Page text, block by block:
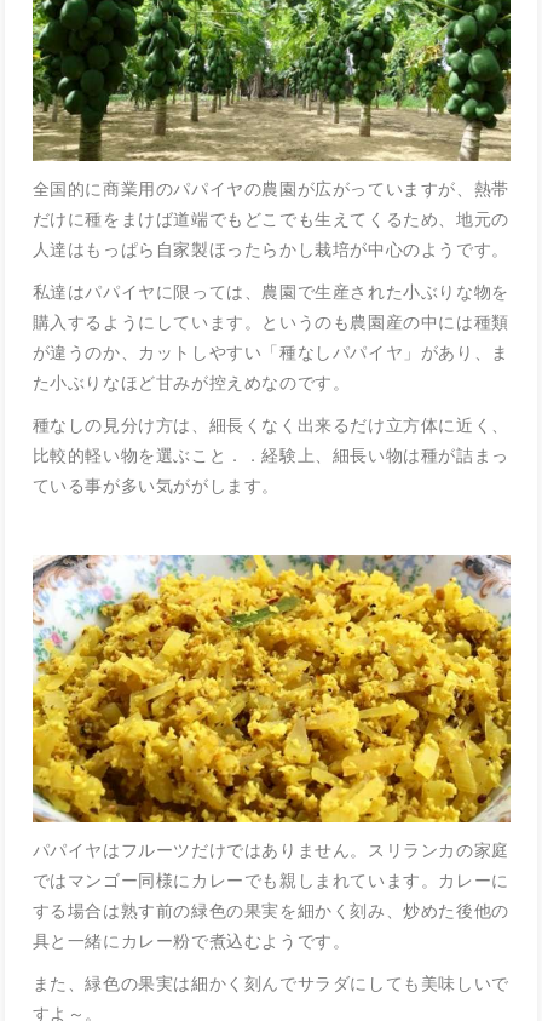
全国的に商業用のパパイヤの農園が広がっていますが、熱帯
だけに種をまけば道端でもどこでも生えてくるため、地元の
人達はもっぱら自家製ほったらかし栽培が中心のようです。
私達はパパイヤに限っては、農園で生産された小ぶりな物を
購入するようにしています。というのも農園産の中には種類
が違うのか、カットしやすい「種なしパパイヤ」があり、ま
た小ぶりなほど甘みが控えめなのです。
種なしの見分け方は、細長くなく出来るだけ立方体に近く、
比較的軽い物を選ぶこと．．経験上、細長い物は種が詰まっ
ている事が多い気ががします。
パパイヤはフルーツだけではありません。スリランカの家庭
ではマンゴー同様にカレーでも親しまれています。カレーに
する場合は熟す前の緑色の果実を細かく刻み、炒めた後他の
具と一緒にカレー粉で煮込むようです。
また、緑色の果実は細かく刻んでサラダにしても美味しいで
すよ～。